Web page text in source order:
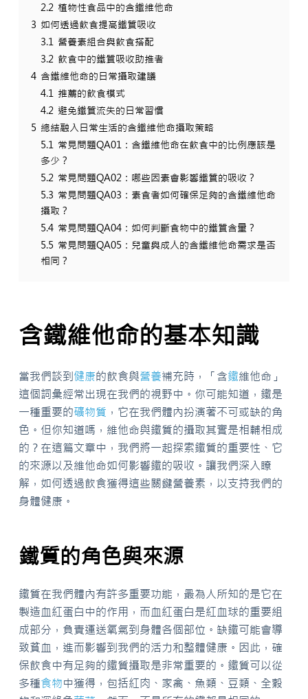
2.2 植物性食品中的含鐵維他命
3 如何透過飲食提高鐵質吸收
3.1 營養素組合與飲食搭配
3.2 飲食中的鐵質吸收助推者
4 含鐵維他命的日常攝取建議
4.1 推薦的飲食模式
4.2 避免鐵質流失的日常習慣
5 總結融入日常生活的含鐵維他命攝取策略
5.1 常見問題QA01：含鐵維他命在飲食中的比例應該是
多少？
5.2 常見問題QA02：哪些因素會影響鐵質的吸收？
5.3 常見問題QA03：素食者如何確保足夠的含鐵維他命
攝取？
5.4 常見問題QA04：如何判斷食物中的鐵質含量？
5.5 常見問題QA05：兒童與成人的含鐵維他命需求是否
相同？
含鐵維他命的基本知識
當我們談到健康的飲食與營養補充時，「含鐵維他命」
這個詞彙經常出現在我們的視野中。你可能知道，鐵是
一種重要的礦物質 ，它在我們體內扮演著不可或缺的角
色。但你知道嗎，維他命與鐵質的攝取其實是相輔相成
的？在這篇文章中，我們將一起探索鐵質的重要性、它
的來源以及維他命如何影響鐵的吸收。讓我們深入瞭
解，如何透過飲食獲得這些關鍵營養素，以支持我們的
身體健康。
鐵質的角色與來源
鐵質在我們體內有許多重要功能，最為人所知的是它在
製造血紅蛋白中的作用，而血紅蛋白是紅血球的重要組
成部分，負責運送氧氣到身體各個部位。缺鐵可能會導
致貧血，進而影響到我們的活力和整體健康。因此，確
保飲食中有足夠的鐵質攝取是非常重要的。鐵質可以從
多種食物中獲得，包括紅肉、家禽、魚類、豆類、全穀